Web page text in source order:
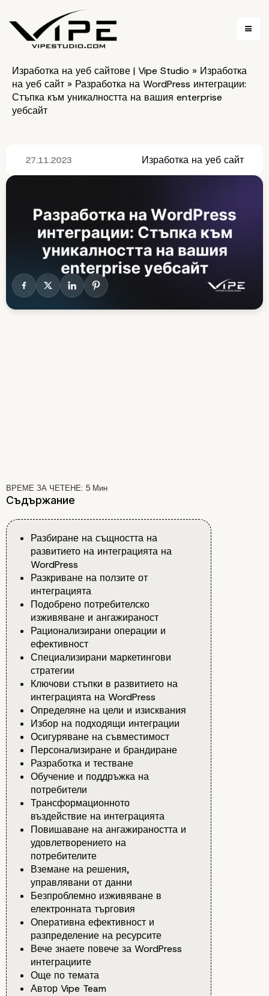
Изработка на уеб сайтове | Vipe Studio » Изработка
на уеб сайт » Разработка на WordPress интеграции:
Стъпка към уникалността на вашия enterprise
уебсайт
27.11.2023 Изработка на уеб сайт
ВРЕМЕ ЗА ЧЕТЕНЕ: 5 Мин
Съдържание
Разбиране на същността на
развитието на интеграцията на
WordPress
Разкриване на ползите от
интеграцията
Подобрено потребителско
изживяване и ангажираност
Рационализирани операции и
ефективност
Специализирани маркетингови
стратегии
Ключови стъпки в развитието на
интеграцията на WordPress
Определяне на цели и изисквания
Избор на подходящи интеграции
Осигуряване на съвместимост
Персонализиране и брандиране
Разработка и тестване
Обучение и поддръжка на
потребители
Трансформационното
въздействие на интеграцията
Повишаване на ангажираността и
удовлетворението на
потребителите
Вземане на решения,
управлявани от данни
Безпроблемно изживяване в
електронната търговия
Оперативна ефективност и
разпределение на ресурсите
Вече знаете повече за WordPress
интеграциите
Още по темата
Автор Vipe Team